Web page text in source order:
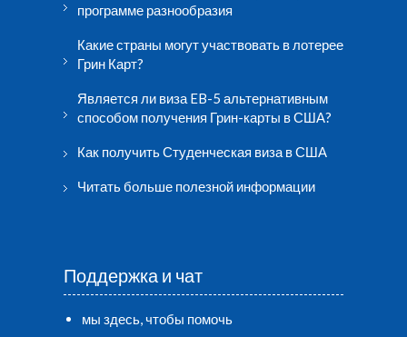
программе разнообразия
Какие страны могут участвовать в лотерее
Грин Карт?
Является ли виза EB-5 альтернативным
способом получения Грин-карты в США?
Как получить Студенческая виза в США
Читать больше полезной информации
Поддержка и чат
мы здесь, чтобы помочь